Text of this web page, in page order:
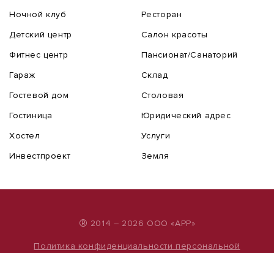
Ночной клуб
Детский центр
Фитнес центр
Гараж
Гостевой дом
Гостиница
Хостел
Инвестпроект
Ресторан
Салон красоты
Пансионат/Санаторий
Склад
Столовая
Юридический адрес
Услуги
Земля
® 2014 – 2026 ООО «АРР»
Политика конфиденциальности персональной